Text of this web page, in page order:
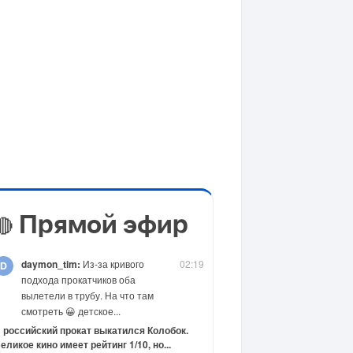
Прямой эфир
02:19
daymon_tim: Из-за кривого
подхода прокатчиков оба
вылетели в трубу. На что там
смотреть 😀 детское...
прокат выкатился Колобок.
кино имеет рейтинг 1/10, но...